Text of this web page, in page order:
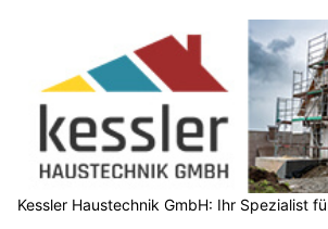
Kessler Haustechnik GmbH: Ihr Spezialist